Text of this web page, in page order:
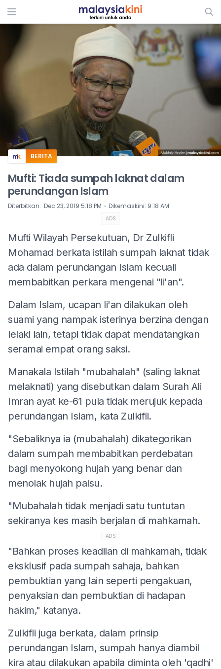
ADS
BERITA
Mufti: Tiada sumpah laknat dalam
perundangan Islam
Diterbitkan: Dec 23, 2019 5:18 PM ⋅ Dikemaskini: 9:18 AM
ADS
Mufti Wilayah Persekutuan, Dr Zulkifli
Mohamad berkata istilah sumpah laknat tidak
ada dalam perundangan Islam kecuali
membabitkan perkara mengenai "li'an".
Dalam Islam, ucapan li'an dilakukan oleh
suami yang nampak isterinya berzina dengan
lelaki lain, tetapi tidak dapat mendatangkan
seramai empat orang saksi.
Manakala Istilah "mubahalah" (saling laknat
melaknati) yang disebutkan dalam Surah Ali
Imran ayat ke-61 pula tidak merujuk kepada
perundangan Islam, kata Zulkifli.
"Sebaliknya ia (mubahalah) dikategorikan
dalam sumpah membabitkan perdebatan
bagi menyokong hujah yang benar dan
menolak hujah palsu.
"Mubahalah tidak menjadi satu tuntutan
sekiranya kes masih berjalan di mahkamah.
ADS
"Bahkan proses keadilan di mahkamah, tidak
eksklusif pada sumpah sahaja, bahkan
pembuktian yang lain seperti pengakuan,
penyaksian dan pembuktian di hadapan
hakim," katanya.
Zulkifli juga berkata, dalam prinsip
perundangan Islam, sumpah hanya diambil
kira atau dilakukan apabila diminta oleh 'qadhi'